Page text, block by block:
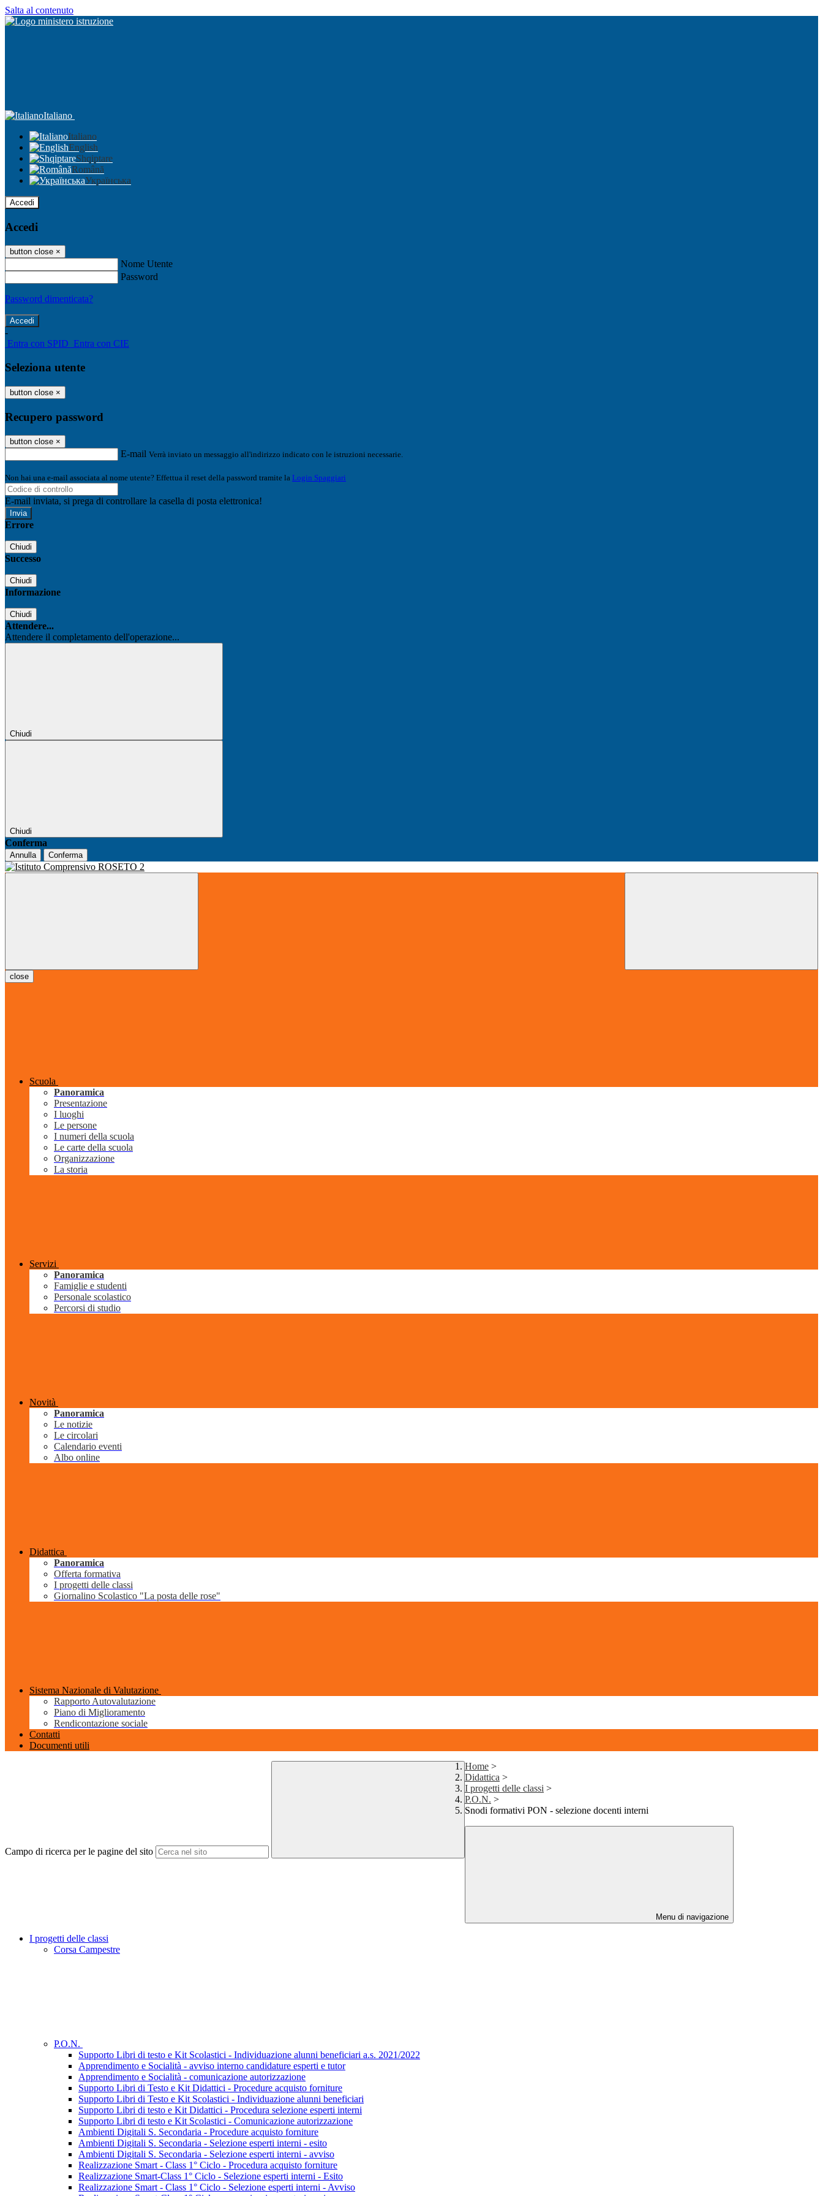
Salta al contenuto
Italiano
Italiano
English
Shqiptare
Română
Українська
Accedi
Accedi
button close ×
Nome Utente
Password
Password dimenticata?
-
Entra con SPID Entra con CIE
Seleziona utente
button close ×
Recupero password
button close ×
E-mail Verrà inviato un messaggio all'indirizzo indicato con le istruzioni necessarie.
Non hai una e-mail associata al nome utente? Effettua il reset della password tramite la Login Spaggiari
E-mail inviata, si prega di controllare la casella di posta elettronica!
Errore
Chiudi
Successo
Chiudi
Informazione
Chiudi
Attendere...
Attendere il completamento dell'operazione...
Chiudi
Chiudi
Conferma
Annulla Conferma
close
Scuola
Panoramica
Presentazione
I luoghi
Le persone
I numeri della scuola
Le carte della scuola
Organizzazione
La storia
Servizi
Panoramica
Famiglie e studenti
Personale scolastico
Percorsi di studio
Novità
Panoramica
Le notizie
Le circolari
Calendario eventi
Albo online
Didattica
Panoramica
Offerta formativa
I progetti delle classi
Giornalino Scolastico "La posta delle rose"
Sistema Nazionale di Valutazione
Rapporto Autovalutazione
Piano di Miglioramento
Rendicontazione sociale
Contatti
Documenti utili
Campo di ricerca per le pagine del sito
Home >
Didattica >
I progetti delle classi >
P.O.N. >
Snodi formativi PON - selezione docenti interni
Menu di navigazione
I progetti delle classi
Corsa Campestre
P.O.N.
Supporto Libri di testo e Kit Scolastici - Individuazione alunni beneficiari a.s. 2021/2022
Apprendimento e Socialità - avviso interno candidature esperti e tutor
Apprendimento e Socialità - comunicazione autorizzazione
Supporto Libri di Testo e Kit Didattici - Procedure acquisto forniture
Supporto Libri di Testo e Kit Scolastici - Individuazione alunni beneficiari
Supporto Libri di testo e Kit Didattici - Procedura selezione esperti interni
Supporto Libri di testo e Kit Scolastici - Comunicazione autorizzazione
Ambienti Digitali S. Secondaria - Procedure acquisto forniture
Ambienti Digitali S. Secondaria - Selezione esperti interni - esito
Ambienti Digitali S. Secondaria - Selezione esperti interni - avviso
Realizzazione Smart - Class 1° Ciclo - Procedura acquisto forniture
Realizzazione Smart-Class 1° Ciclo - Selezione esperti interni - Esito
Realizzazione Smart - Class 1° Ciclo - Selezione esperti interni - Avviso